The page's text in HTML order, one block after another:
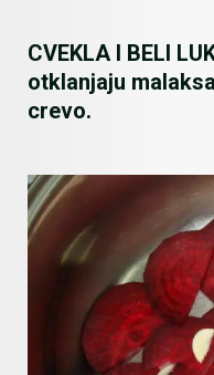
CVEKLA I BELI
otklanjaju
crevo.